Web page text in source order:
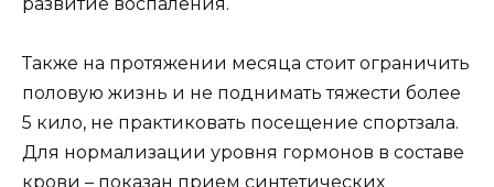
Также на протяжении месяца стоит ограничить
половую жизнь и не поднимать тяжести более
5 кило, не практиковать посещение спортзала.
Для нормализации уровня гормонов в составе
крови – показан прием синтетических